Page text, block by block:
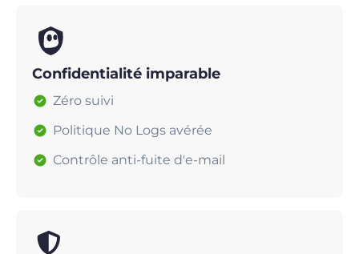
Confidentialité imparable
Zéro suivi
Politique No Logs avérée
Contrôle anti-fuite d'e-mail